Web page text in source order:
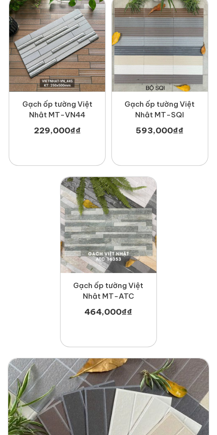
Gạch ốp tường Việt
Nhật MT-VN44
229,000₫₫
Gạch ốp tường Việt
Nhật MT-SQI
593,000₫₫
Gạch ốp tường Việt
Nhật MT-ATC
464,000₫₫